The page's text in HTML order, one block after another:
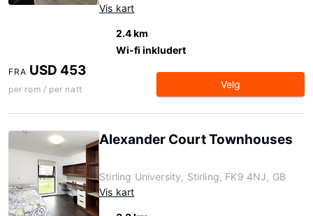
Vis kart
2.4 km
Wi-fi inkludert
FRA USD 453
per rom / per natt Velg
Alexander Court Townhouses
Stirling University, Stirling, FK9 4NJ, GB
Vis kart